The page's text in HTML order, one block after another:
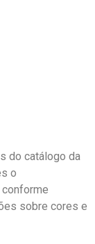
do catálogo da
o
sobre cores e